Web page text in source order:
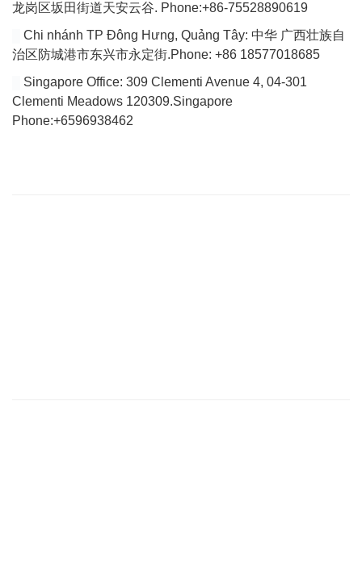
龙岗区坂田街道天安云谷. Phone:+86-75528890619
Chi nhánh TP Đông Hưng, Quảng Tây: 中华 广西壮族自
治区防城港市东兴市永定街.Phone: +86 18577018685
Singapore Office: 309 Clementi Avenue 4, 04-301
Clementi Meadows 120309.Singapore
Phone:+6596938462